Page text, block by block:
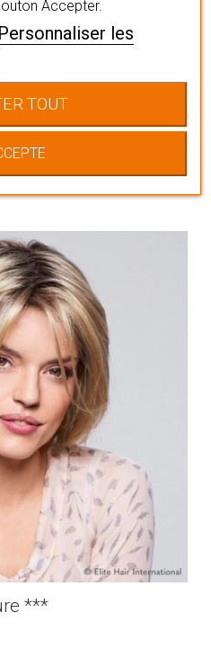
***
Accepter.
Personnaliser les
TOUT